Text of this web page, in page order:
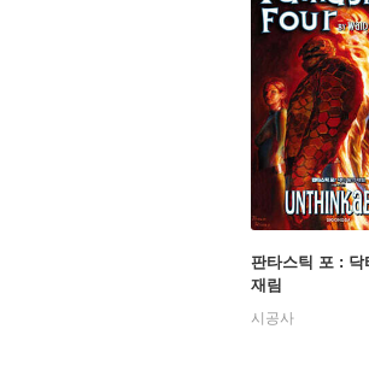
판타스틱 포 : 닥
재림
시공사